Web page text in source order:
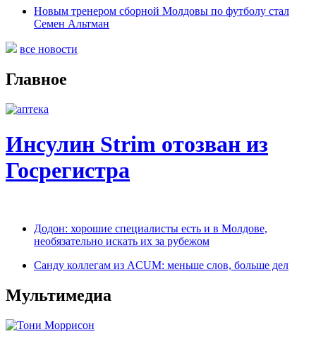
Новым тренером сборной Молдовы по футболу стал
Семен Альтман
все новости
Главное
Инсулин Strim отозван из
Госрегистра
Додон: хорошие специалисты есть и в Молдове,
необязательно искать их за рубежом
Санду коллегам из ACUM: меньше слов, больше дел
Мультимедиа